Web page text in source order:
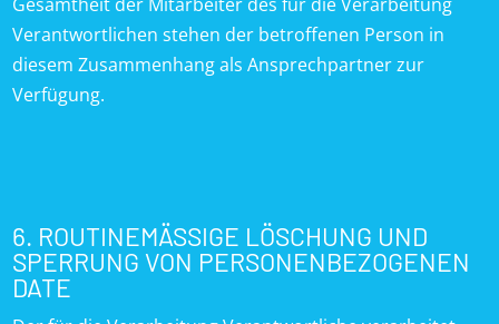
Verantwortlichen stehen der betroffenen Person in
diesem Zusammenhang als Ansprechpartner zur
Verfügung.
6. ROUTINEMÄSSIGE LÖSCHUNG UND
SPERRUNG VON PERSONENBEZOGENEN
DATE